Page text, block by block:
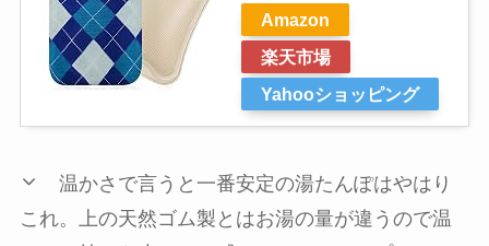
Amazon
楽天市場
Yahooショッピング
温かさで言うと一番安定の湯たんぽはやはり
これ。上の天然ゴム製とはお湯の量が違うので温